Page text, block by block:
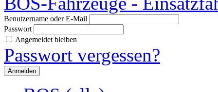
Benutzername oder E-Mail
Passwort
Angemeldet bleiben
Passwort vergessen?